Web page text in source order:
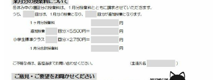
コース
小学生コース
高校生・大学受験・社会人コース